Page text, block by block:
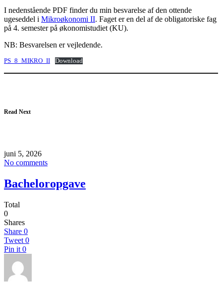
I nedenstående PDF finder du min besvarelse af den ottende
ugeseddel i Mikroøkonomi II. Faget er en del af de obligatoriske fag
på 4. semester på økonomistudiet (KU).
NB: Besvarelsen er vejledende.
PS_8_MIKRO_II Download
Read Next
juni 5, 2026
No comments
Bacheloropgave
Total
0
Shares
Share 0
Tweet 0
Pin it 0